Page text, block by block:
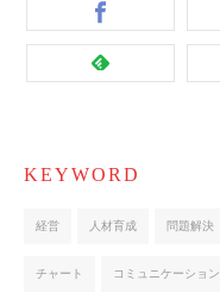
KEYWORD
経営 人材育成 問題解決
チャート コミュニケーション